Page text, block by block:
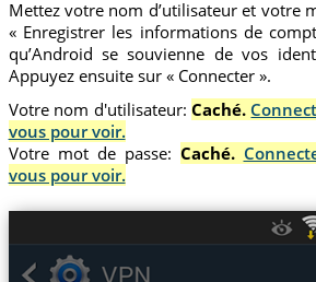
Mettez votre nom d’utilisateur et votre
« Enregistrer les informations de
qu’Android se souvienne de vos
Appuyez ensuite sur « Connecter ».
Votre nom d'utilisateur: Caché.
vous pour voir.
Votre mot de passe: Caché.
vous pour voir.